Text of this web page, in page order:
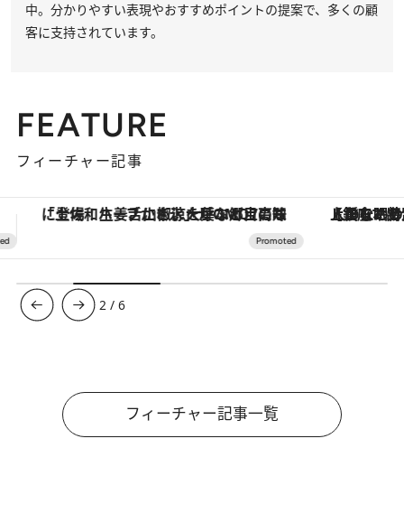
中。分かりやすい表現やおすすめポイントの提案で、多くの顧
客に支持されています。
FEATURE
フィーチャー記事
【銀座で出合う最旬美容】美髪ケアや上質な眠り…セルフケアのアップデートから、特別な名入れギフトまで。大人のための「ReFa GINZA」クルーズ ヴァシュロン・コンスタンタ
3 /6
フィーチャー記事一覧